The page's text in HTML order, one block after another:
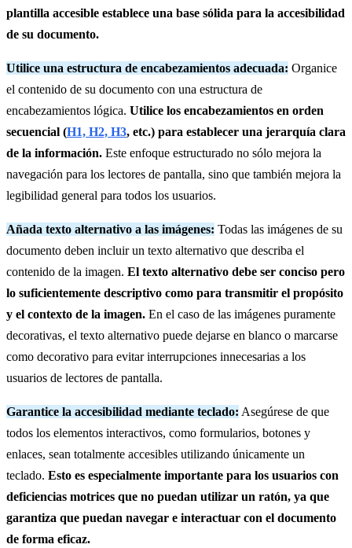
plantilla accesible establece una base sólida para la accesibilidad
de su documento.
Utilice una estructura de encabezamientos adecuada: Organice
el contenido de su documento con una estructura de
encabezamientos lógica. Utilice los encabezamientos en orden
secuencial (H1, H2, H3, etc.) para establecer una jerarquía clara
de la información. Este enfoque estructurado no sólo mejora la
navegación para los lectores de pantalla, sino que también mejora la
legibilidad general para todos los usuarios.
Añada texto alternativo a las imágenes: Todas las imágenes de su
documento deben incluir un texto alternativo que describa el
contenido de la imagen. El texto alternativo debe ser conciso pero
lo suficientemente descriptivo como para transmitir el propósito
y el contexto de la imagen. En el caso de las imágenes puramente
decorativas, el texto alternativo puede dejarse en blanco o marcarse
como decorativo para evitar interrupciones innecesarias a los
usuarios de lectores de pantalla.
Garantice la accesibilidad mediante teclado: Asegúrese de que
todos los elementos interactivos, como formularios, botones y
enlaces, sean totalmente accesibles utilizando únicamente un
teclado. Esto es especialmente importante para los usuarios con
deficiencias motrices que no puedan utilizar un ratón, ya que
garantiza que puedan navegar e interactuar con el documento
de forma eficaz.